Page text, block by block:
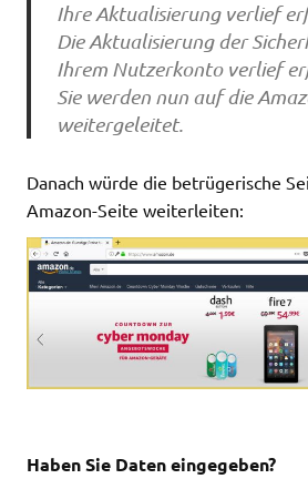
Ihre Aktualisierung verlief
Die Aktualisierung der
Ihrem Nutzerkonto verlief
Sie werden nun auf die
weitergeleitet.
Danach würde die betrügerische
Amazon-Seite weiterleiten:
Haben Sie Daten eingegeben?